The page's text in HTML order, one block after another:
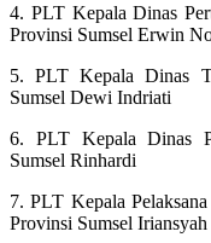
4. PLT Kepala Dinas
Provinsi Sumsel Erwin
5. PLT Kepala Dinas
Sumsel Dewi Indriati
6. PLT Kepala Dinas
Sumsel Rinhardi
7. PLT Kepala
Provinsi Sumsel Iriansyah